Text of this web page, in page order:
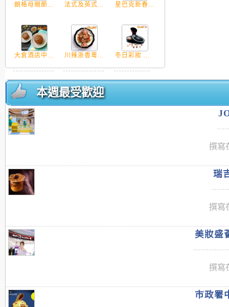
朗格母親節... 法式及英式... 星巴克新春...
大倉酒店中... 川辣浙香粵... 冬日彩妝 ...
本週最受歡迎
撰寫
瑞
撰寫
美妝盛
撰寫
市政署